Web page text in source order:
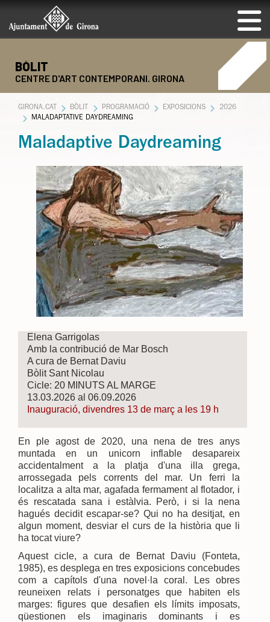
BÒLIT
CENTRE D'ART CONTEMPORANI. GIRONA
GIRONA.CAT BÒLIT PROGRAMACIÓ EXPOSICIONS
2026
MALADAPTATIVE DAYDREAMING
Maladaptive Daydreaming
Elena Garrigolas
Amb la contribució de Mar Bosch
A cura de Bernat Daviu
Bòlit Sant Nicolau
Cicle: 20 MINUTS AL MARGE
13.03.2026 al 06.09.2026
Inauguració, divendres 13 de març a les 19 h
En ple agost de 2020, una nena de tres anys
muntada en un unicorn inflable desapareix
accidentalment a la platja d'una illa grega,
arrossegada pels corrents del mar. Un ferri la
localitza a alta mar, agafada fermament al flotador, i
és rescatada sana i estàlvia. Però, i si la nena
hagués decidit escapar-se? Qui no ha desitjat, en
algun moment, desviar el curs de la història que li
ha tocat viure?
Aquest cicle, a cura de Bernat Daviu (Fonteta,
1985), es desplega en tres exposicions concebudes
com a capítols d'una novel·la coral. Les obres
reuneixen relats i personatges que habiten els
marges: figures que desafien els límits imposats,
qüestionen els imaginaris dominants i es